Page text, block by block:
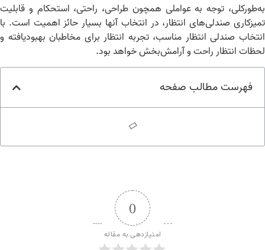
توجه به عواملی همچون طراحی، راحتی، استحکام و قابلیت
صندلی‌های انتظار، در انتخاب آنها بسیار حائز اهمیت است. با
صندلی انتظار مناسب، تجربه انتظار برای مخاطبان بهبودیافته و
انتظار راحت و آرامش‌بخش خواهد بود.
فهرست مطالب صفحه
0
امتیازدهی به مقاله